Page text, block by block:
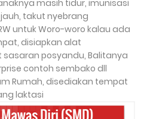
masih tidur, imunisasi
takut nyebrang
untuk Woro-woro kalau ada
disiapkan alat
posyandu, Balitanya
contoh sembako dll
Rumah, disediakan tempat
laktasi